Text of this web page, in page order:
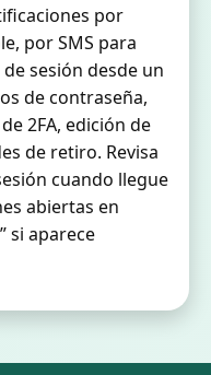
por
por SMS para
sesión desde un
de contraseña,
2FA, edición de
de retiro. Revisa
cuando llegue
abiertas en
si aparece